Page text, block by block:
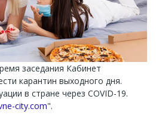
заседания Кабинет
карантин выходного дня.
в стране через COVID-19.
city.com".